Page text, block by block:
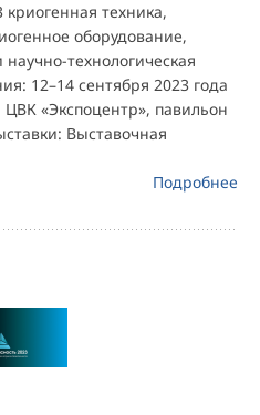
техника,
оборудование,
технологическая
12–14 сентября 2023 года
«Экспоцентр», павильон
Выставочная
Подробнее